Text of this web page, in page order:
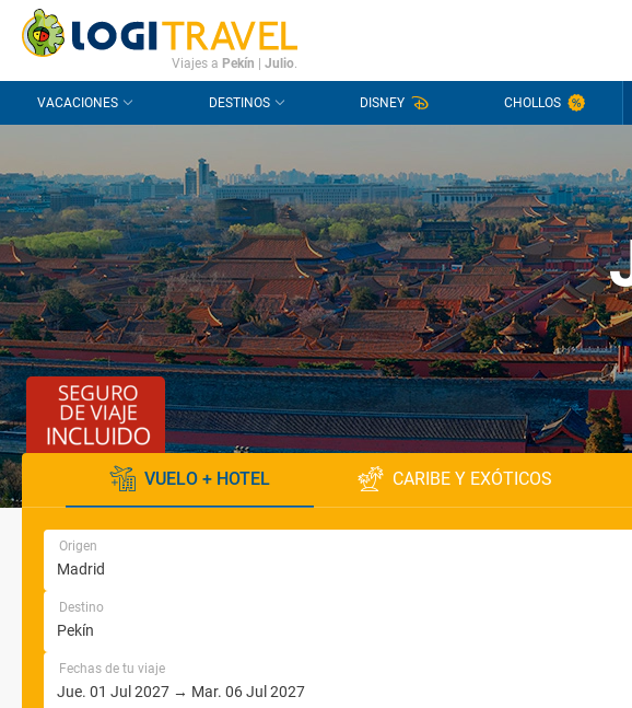
CONTACTO PREGUNTAS FRECUENTES
Viajes a Pekín Julio.
VACACIONES DESTINOS DISNEY CHOLLOS
VUELO + HOTEL CARIBE Y EXÓTICOS
Origen
Destino
Fechas de tu viaje